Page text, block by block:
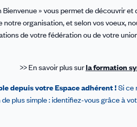
» vous permet de découvrir
notre organisation, et selon vos voeux,
de votre fédération ou de votre
>> En savoir plus surla formation
depuis votre Espace adhérent ! Si ce
plus simple : identifiez-vous grâceà